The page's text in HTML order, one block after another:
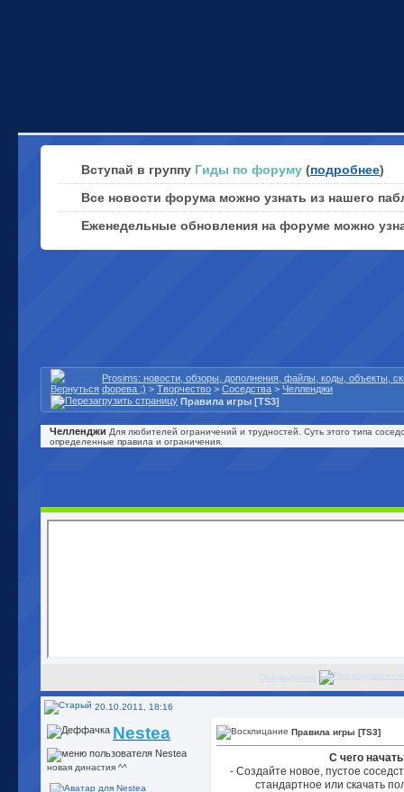
Вступай в группу Гиды по форуму (подробнее)
Все новости форума можно узнать из нашего
Еженедельные обновления на форуме можно
Prosims: новости, обзоры, дополнения, файлы, коды, объекты,
форева ;) > Творчество > Соседства > Челленджи
Правила игры [TS3]
Челленджи Для любителей ограничений и трудностей. Суть этого типа
определенные правила и ограничения.
Предыдущее
20.10.2011, 18:16
Nestea
новая династия ^^
Правила игры [TS3]
С чего
- Создайте новое, пустое
стандартное или скачать